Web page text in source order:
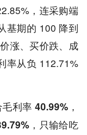
，连采购端
基期的 100 降到
涨、买价跌、成
率从负 112.71%
利率 40.99%，
，只输给吃